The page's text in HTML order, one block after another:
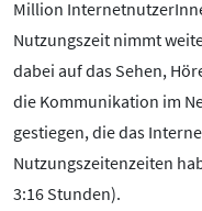
Million
Nutzungszeit nimmt
dabei auf das Sehen,
die Kommunikation im
gestiegen, die das
Nutzungszeitenzeiten
3:16 Stunden).